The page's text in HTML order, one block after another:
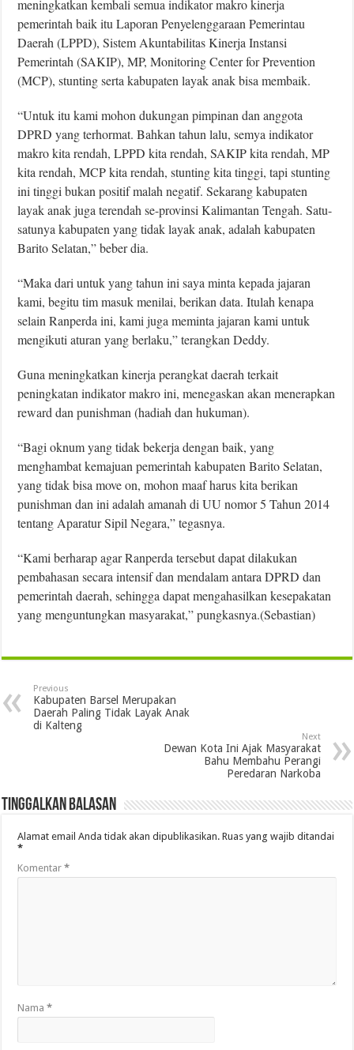
meningkatkan kembali semua indikator makro kinerja
pemerintah baik itu Laporan Penyelenggaraan Pemerintau
Daerah (LPPD), Sistem Akuntabilitas Kinerja Instansi
Pemerintah (SAKIP), MP, Monitoring Center for Prevention
(MCP), stunting serta kabupaten layak anak bisa membaik.
“Untuk itu kami mohon dukungan pimpinan dan anggota
DPRD yang terhormat. Bahkan tahun lalu, semya indikator
makro kita rendah, LPPD kita rendah, SAKIP kita rendah, MP
kita rendah, MCP kita rendah, stunting kita tinggi, tapi stunting
ini tinggi bukan positif malah negatif. Sekarang kabupaten
layak anak juga terendah se-provinsi Kalimantan Tengah. Satu-
satunya kabupaten yang tidak layak anak, adalah kabupaten
Barito Selatan,” beber dia.
“Maka dari untuk yang tahun ini saya minta kepada jajaran
kami, begitu tim masuk menilai, berikan data. Itulah kenapa
selain Ranperda ini, kami juga meminta jajaran kami untuk
mengikuti aturan yang berlaku,” terangkan Deddy.
Guna meningkatkan kinerja perangkat daerah terkait
peningkatan indikator makro ini, menegaskan akan menerapkan
reward dan punishman (hadiah dan hukuman).
“Bagi oknum yang tidak bekerja dengan baik, yang
menghambat kemajuan pemerintah kabupaten Barito Selatan,
yang tidak bisa move on, mohon maaf harus kita berikan
punishman dan ini adalah amanah di UU nomor 5 Tahun 2014
tentang Aparatur Sipil Negara,” tegasnya.
“Kami berharap agar Ranperda tersebut dapat dilakukan
pembahasan secara intensif dan mendalam antara DPRD dan
pemerintah daerah, sehingga dapat mengahasilkan kesepakatan
yang menguntungkan masyarakat,” pungkasnya.(Sebastian)
Previous
Kabupaten Barsel Merupakan
Daerah Paling Tidak Layak Anak
di Kalteng
Next
Dewan Kota Ini Ajak Masyarakat
Bahu Membahu Perangi
Peredaran Narkoba
Tinggalkan Balasan
Alamat email Anda tidak akan dipublikasikan. Ruas yang wajib ditandai
*
Komentar*
Nama*